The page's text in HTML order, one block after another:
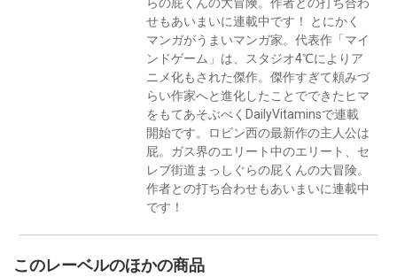
せもあいまいに連載中です！ とにかく
マンガがうまいマンガ家。代表作「マイ
ンドゲーム」は、スタジオ4℃によりア
ニメ化もされた傑作。傑作すぎて頼みづ
らい作家へと進化したことでできたヒマ
をもてあそぶべくDailyVitaminsで連載
開始です。ロビン西の最新作の主人公は
屁。ガス界のエリート中のエリート、セ
レブ街道まっしぐらの屁くんの大冒険。
作者との打ち合わせもあいまいに連載中
です！
このレーベルのほかの商品